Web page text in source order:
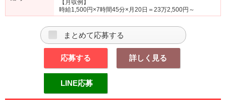
【月収例】
時給1,500円×7時間45分×月20日＝23万2,500円～
まとめて応募する
応募する 詳しく見る
LINE応募